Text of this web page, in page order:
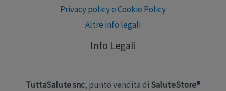
Privacy policy e Cookie Policy
Altre info legali
Info Legali
TuttaSalute snc, punto vendita di SaluteStore®